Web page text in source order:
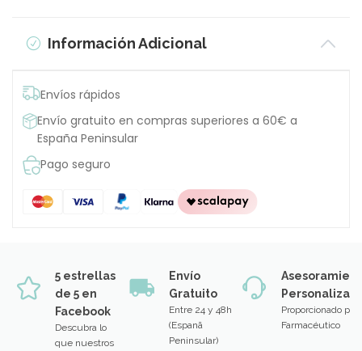
Información Adicional
Envíos rápidos
Envío gratuito en compras superiores a 60€ a
España Peninsular
Pago seguro
5 estrellas
de 5 en
Facebook
Descubra lo
que nuestros
Envío
Gratuito
Entre 24 y 48h
(Espanã
Peninsular)
Proporcionado por
Farmacéutico